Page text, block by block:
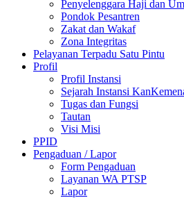
Penyelenggara Haji dan
Pondok Pesantren
Zakat dan Wakaf
Zona Integritas
Pelayanan Terpadu Satu Pintu
Profil
Profil Instansi
Sejarah Instansi
Tugas dan Fungsi
Tautan
Visi Misi
PPID
Pengaduan / Lapor
Form Pengaduan
Layanan WA PTSP
Lapor